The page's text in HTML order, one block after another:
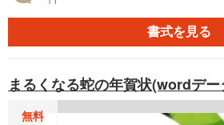
ライヤー、お店のチラシなどにも使
年始、年賀状素材です。
書式を見る
まるくなる蛇の年賀状(wordデー
無料